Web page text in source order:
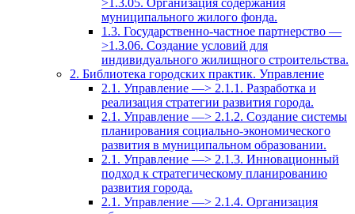
>1.3.05. Организация содержания
муниципального жилого фонда.
1.3. Государственно-частное партнерство —
>1.3.06. Создание условий для
индивидуального жилищного строительства.
2. Библиотека городских практик. Управление
2.1. Управление —> 2.1.1. Разработка и
реализация стратегии развития города.
2.1. Управление —> 2.1.2. Создание системы
планирования социально-экономического
развития в муниципальном образовании.
2.1. Управление —> 2.1.3. Инновационный
подход к стратегическому планированию
развития города.
2.1. Управление —> 2.1.4. Организация